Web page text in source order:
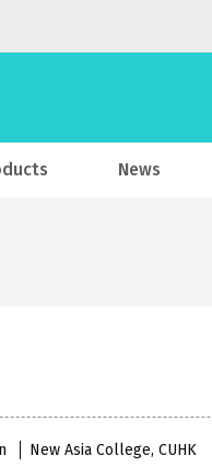
News
New Asia College, CUHK